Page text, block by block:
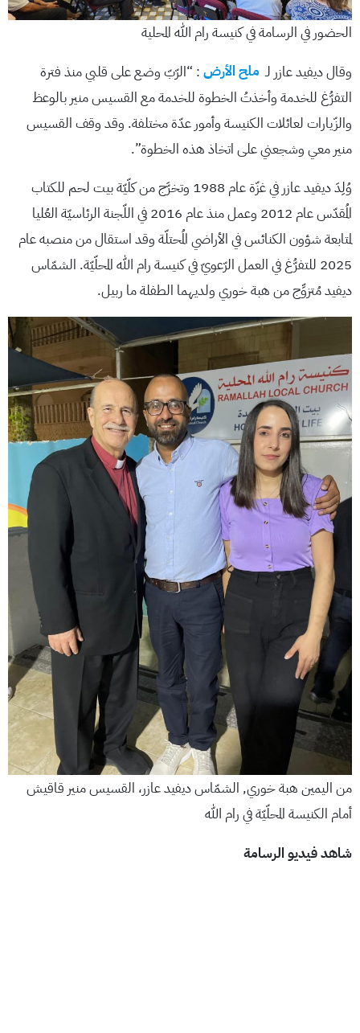
الحضور في الرسامة في كنيسة رام الله المحلية
وقال ديفيد عازر لـ ملح الأرض : “الرّبّ وضع على قلبي منذ فترة
التفرُّغ للخدمة وأخذتُ الخطوة للخدمة مع القسيس منير بالوعظ
والزّيارات لعائلات الكنيسة وأمور عدّة مختلفة. وقد وقف القسيس
منير معي وشجعني على اتخاذ هذه الخطوة”.
وُلِدَ ديفيد عازر في غزّة عام 1988 وتخرَّج من كلّيّة بيت لحم للكتاب
المُقدّس عام 2012 وعمل منذ عام 2016 في اللّجنة الرئاسيّة العُليا
لمتابعة شؤون الكنائس في الأراضي المُحتلّة وقد استقال من منصبه عام
2025 للتفرُّغ في العمل الرّعويّ في كنيسة رام الله المحلّيّة. الشمّاس
ديفيد مُتزوِّج من هبة خوري ولديهما الطفلة ما ربيل.
من اليمين هبة خوري, الشمّاس ديفيد عازر، القسيس منير قاقيش
أمام الكنيسة المحلّيّة في رام الله
شاهد فيديو الرسامة